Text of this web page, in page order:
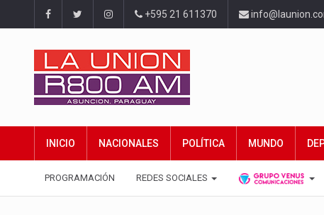
+595 21 611370
INICIO NACIONALES POLÍTICA MUNDO
PROGRAMACIÓN REDES SOCIALES